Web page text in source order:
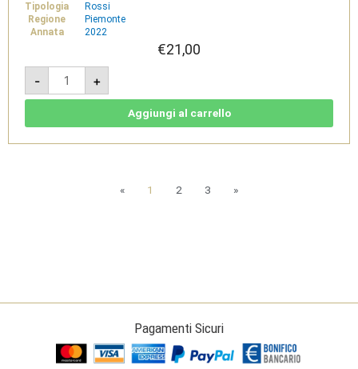
Tipologia
Rossi
Regione
Piemonte
Annata
2022
€21,00
-
Longitudine8
Colline
Novaresi
Nebbiolo
Villa
+
Aggiungi al carrello
« 1 2 3 »
Pagamenti Sicuri